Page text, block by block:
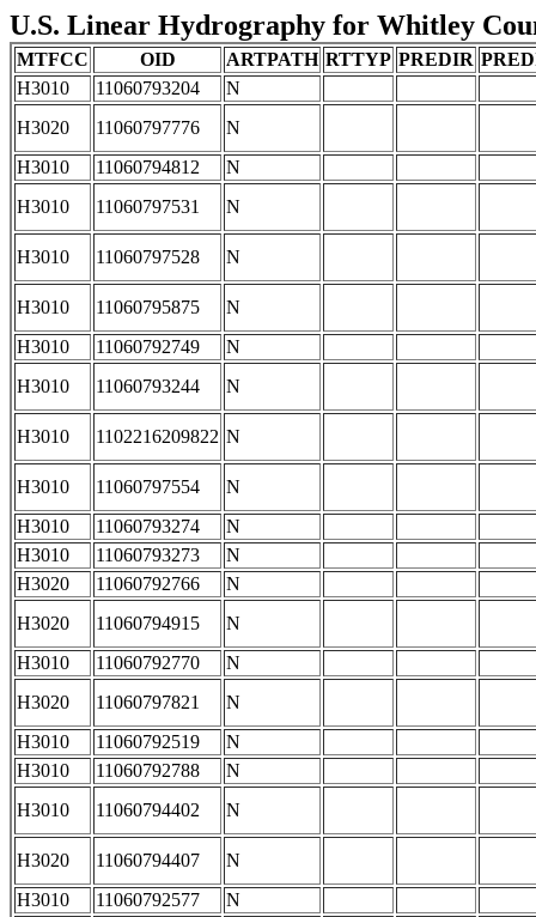
U.S. Linear Hydrography for Whitley
MTFCC OID ARTPATH RTTYP PREDIR
H3010
11060793204
N
H3020
11060797776
N
H3010
11060794812
N
H3010
11060797531 N
H3010 11060797528 N
H3010 11060795875
N
H3010
11060792749
N
H3010
11060793244 N
H3010 1102216209822 N
H3010 11060797554
N
H3010
11060793274
N
H3010
11060793273
N
H3020
11060792766
N
H3020
11060794915
N
H3010
11060792770
N
H3020
11060797821
N
H3010
11060792519
N
H3010
11060792788
N
H3010
11060794402 N
H3020 11060794407
N
H3010
11060792577
N